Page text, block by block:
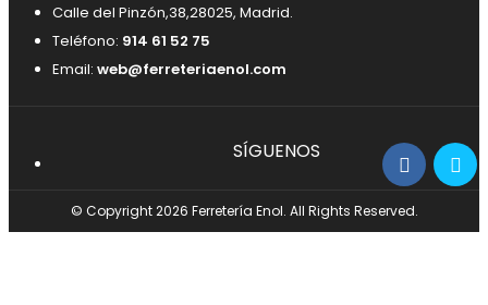
Calle del Pinzón,38,28025, Madrid.
Teléfono: 914 61 52 75
Email: web@ferreteriaenol.com
SÍGUENOS
© Copyright 2026 Ferretería Enol. All Rights Reserved.